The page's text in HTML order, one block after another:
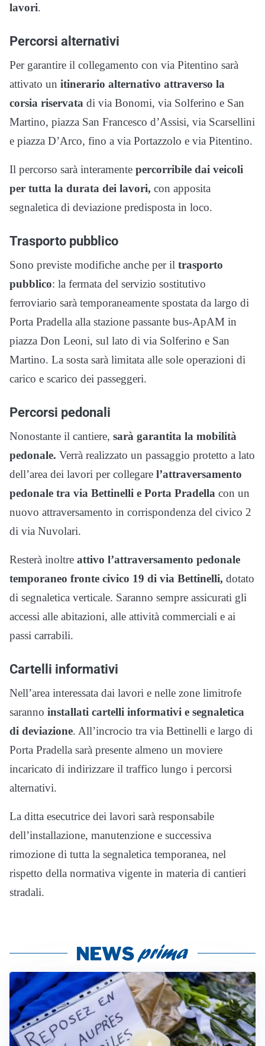
lavori.
Percorsi alternativi
Per garantire il collegamento con via Pitentino sarà
attivato un itinerario alternativo attraverso la
corsia riservata di via Bonomi, via Solferino e San
Martino, piazza San Francesco d’Assisi, via Scarsellini
e piazza D’Arco, fino a via Portazzolo e via Pitentino.
Il percorso sarà interamente percorribile dai veicoli
per tutta la durata dei lavori, con apposita
segnaletica di deviazione predisposta in loco.
Trasporto pubblico
Sono previste modifiche anche per il trasporto
pubblico: la fermata del servizio sostitutivo
ferroviario sarà temporaneamente spostata da largo di
Porta Pradella alla stazione passante bus-ApAM in
piazza Don Leoni, sul lato di via Solferino e San
Martino. La sosta sarà limitata alle sole operazioni di
carico e scarico dei passeggeri.
Percorsi pedonali
Nonostante il cantiere, sarà garantita la mobilità
pedonale. Verrà realizzato un passaggio protetto a lato
dell’area dei lavori per collegare l’attraversamento
pedonale tra via Bettinelli e Porta Pradella con un
nuovo attraversamento in corrispondenza del civico 2
di via Nuvolari.
Resterà inoltre attivo l’attraversamento pedonale
temporaneo fronte civico 19 di via Bettinelli, dotato
di segnaletica verticale. Saranno sempre assicurati gli
accessi alle abitazioni, alle attività commerciali e ai
passi carrabili.
Cartelli informativi
Nell’area interessata dai lavori e nelle zone limitrofe
saranno installati cartelli informativi e segnaletica
di deviazione. All’incrocio tra via Bettinelli e largo di
Porta Pradella sarà presente almeno un moviere
incaricato di indirizzare il traffico lungo i percorsi
alternativi.
La ditta esecutrice dei lavori sarà responsabile
dell’installazione, manutenzione e successiva
rimozione di tutta la segnaletica temporanea, nel
rispetto della normativa vigente in materia di cantieri
stradali.